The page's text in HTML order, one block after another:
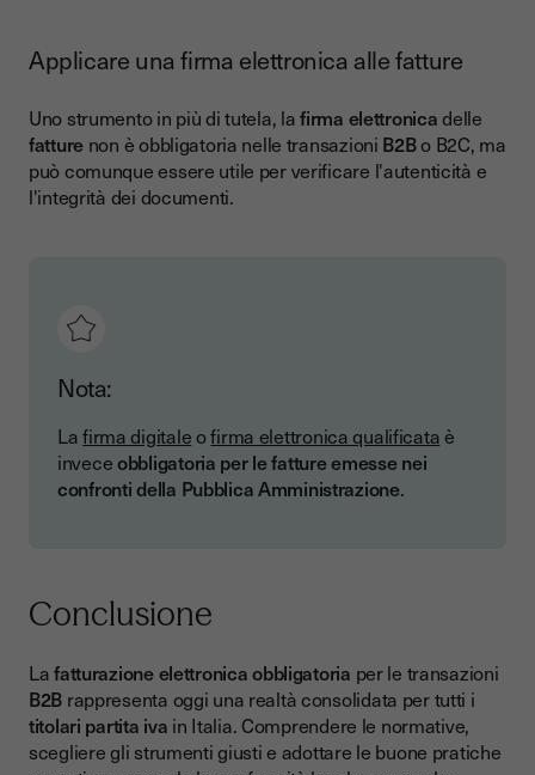
Applicare una firma elettronica alle fatture
Uno strumento in più di tutela, lafirma elettronicadelle
fatture non è obbligatoria nelle transazioni B2Bo B2C, ma
può comunque essere utile per verificare l'autenticità e
l'integrità dei documenti.
Nota:
Lafirma digitale ofirma elettronica qualificataè
inveceobbligatoria per le fatture emesse nei
confronti della Pubblica Amministrazione.
Conclusione
Lafatturazione elettronica obbligatoria per le transazioni
B2B rappresenta oggi una realtà consolidata per tutti i
titolari partita iva in Italia. Comprendere le normative,
scegliere gli strumenti giusti e adottare le buone pratiche